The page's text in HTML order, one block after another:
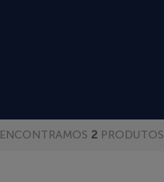
ENCONTRAMOS 2 PRODUTOS